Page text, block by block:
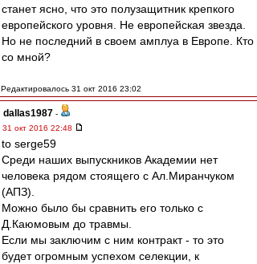
станет ясно, что это полузащитник крепкого
европейского уровня. Не европейская звезда.
Но не последний в своем амплуа в Европе. Кто
со мной?
Редактировалось 31 окт 2016 23:02
dallas1987 -
31 окт 2016 22:48
to serge59
Среди наших выпускников Академии нет
человека рядом стоящего с Ал.Миранчуком
(АПЗ).
Можно было бы сравнить его только с
Д.Каюмовым до травмы.
Если мы заключим с ним контракт - то это
будет огромным успехом селекции, к